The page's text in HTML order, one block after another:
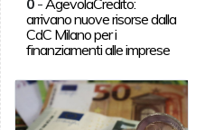
arrivano nuove risorse dalla
CdC Milano per i
finanziamenti alle imprese